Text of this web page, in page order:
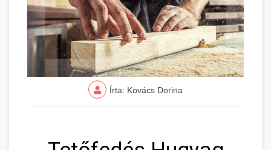
Írta: Kovács Dorina